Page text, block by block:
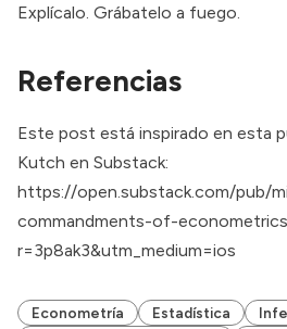
Explícalo. Grábatelo a fuego.
Referencias
Este post está inspirado en esta
Kutch en Substack:
https://open.substack.com/pub/
commandments-of-
r=3p8ak3&utm_medium=ios
Econometría Estadística